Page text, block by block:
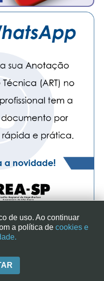
ESTADO DE SÃO PAULO
de uso. Ao continuar
a política de cookies e